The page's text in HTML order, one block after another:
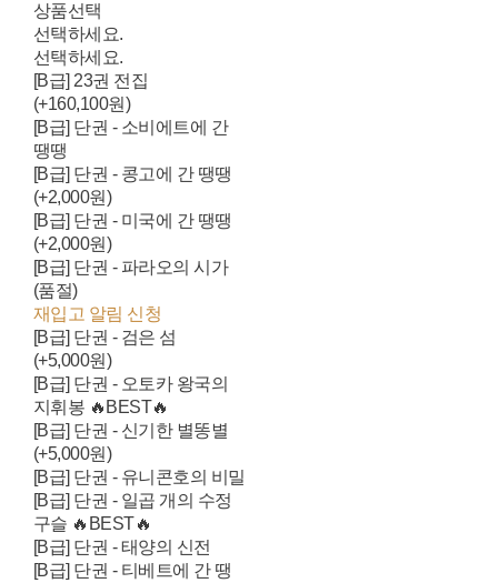
상품선택
선택하세요.
선택하세요.
[B급] 23권 전집
(+160,100원)
[B급] 단권 - 소비에트에 간
땡땡
[B급] 단권 - 콩고에 간 땡땡
(+2,000원)
[B급] 단권 - 미국에 간 땡땡
(+2,000원)
[B급] 단권 - 파라오의 시가
(품절)
재입고 알림 신청
[B급] 단권 - 검은 섬
(+5,000원)
[B급] 단권 - 오토카 왕국의
지휘봉 🔥BEST🔥
[B급] 단권 - 신기한 별똥별
(+5,000원)
[B급] 단권 - 유니콘호의 비밀
[B급] 단권 - 일곱 개의 수정
구슬 🔥BEST🔥
[B급] 단권 - 태양의 신전
[B급] 단권 - 티베트에 간 땡